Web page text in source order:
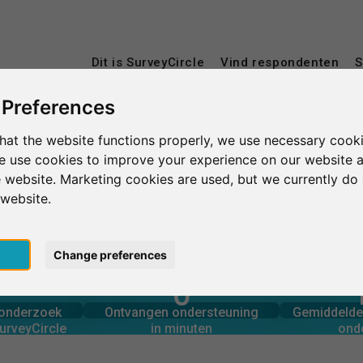
the website functions properly, we use necessary
use cookies to improve your experience on our website
website. Marketing cookies are used, but we currently
Change preferences
Dit is SurveyCircle Vind respondenten
Universytet Gdański
via 0
Ontvangen ondersteuning
in minuten
0
Ondersteuning geboden
in minuten
Aantal